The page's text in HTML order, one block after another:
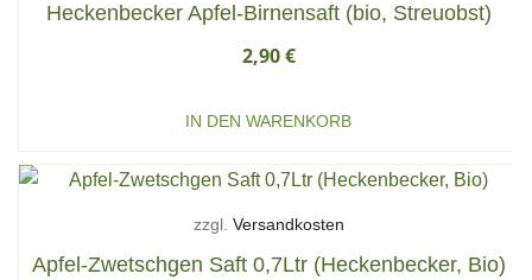
Heckenbecker Apfel-Birnensaft (bio, Streuobst)
2,90€
IN DEN WARENKORB
zzgl. Versandkosten
Apfel-Zwetschgen Saft 0,7Ltr (Heckenbecker, Bio)